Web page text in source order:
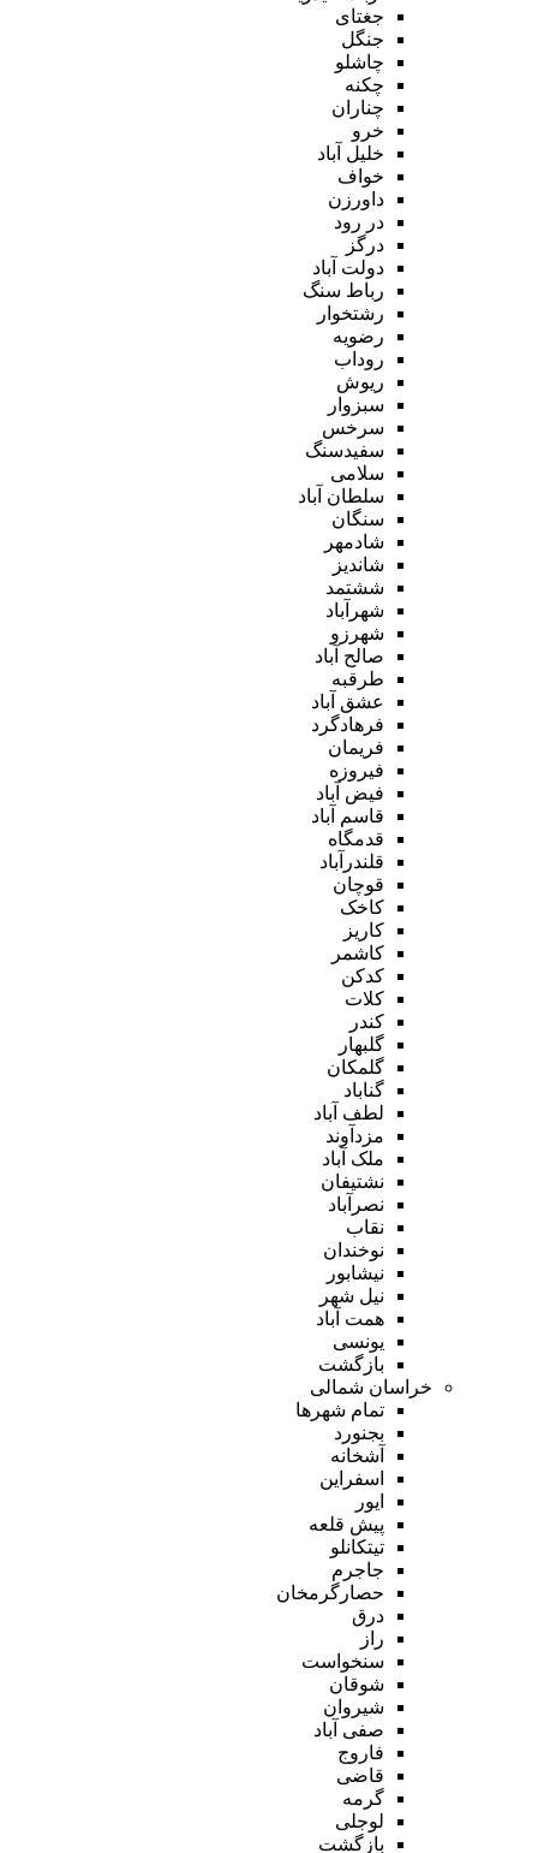
جغتای
جنگل
چاشلو
چکنه
چناران
خرو
خلیل آباد
خواف
داورزن
در رود
درگز
دولت آباد
رباط سنگ
رشتخوار
رضویه
روداب
ریوش
سبزوار
سرخس
سفیدسنگ
سلامی
سلطان آباد
سنگان
شادمهر
شاندیز
ششتمد
شهرآباد
شهرزو
صالح آباد
طرقبه
عشق آباد
فرهادگرد
فریمان
فیروزه
فیض آباد
قاسم آباد
قدمگاه
قلندرآباد
قوچان
کاخک
کاریز
کاشمر
کدکن
کلات
کندر
گلبهار
گلمکان
گناباد
لطف آباد
مزدآوند
ملک آباد
نشتیفان
نصرآباد
نقاب
نوخندان
نیشابور
نیل شهر
همت آباد
یونسی
بازگشت
خراسان شمالی
تمام شهر‌ها
بجنورد
آشخانه
اسفراین
ایور
پیش قلعه
تیتکانلو
جاجرم
حصارگرمخان
درق
راز
سنخواست
شوقان
شیروان
صفی آباد
فاروج
قاضی
گرمه
لوجلی
بازگشت